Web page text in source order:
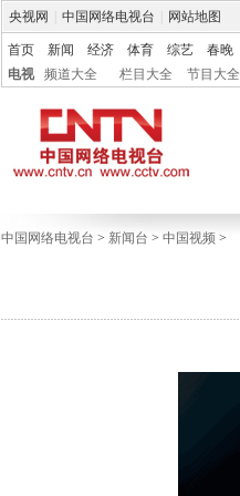
央视网 中国网络电视台 网站地图
首页 新闻 经济 体育 综艺 春晚
电视
频道大全 栏目大全 节目大全
中国网络电视台 > 新闻台 > 中国视频 >